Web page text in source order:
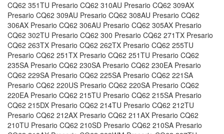
CQ62 351TU Presario CQ62 310AU Presario CQ62 309AX
Presario CQ62 309AU Presario CQ62 308AU Presario CQ62
306AX Presario CQ62 306AU Presario CQ62 305AX Presario
CQ62 302TU Presario CQ62 300 Presario CQ62 271TX Presario
CQ62 263TX Presario CQ62 262TX Presario CQ62 255TU
Presario CQ62 251TX Presario CQ62 251TU Presario CQ62
235SA Presario CQ62 230SA Presario CQ62 230EA Presario
CQ62 229SA Presario CQ62 225SA Presario CQ62 221SA
Presario CQ62 220US Presario CQ62 220SA Presario CQ62
220EA Presario CQ62 215TU Presario CQ62 215SA Presario
CQ62 215DX Presario CQ62 214TU Presario CQ62 212TU
Presario CQ62 212AX Presario CQ62 211AX Presario CQ62
210TU Presario CQ62 210SD Presario CQ62 210SA Presario